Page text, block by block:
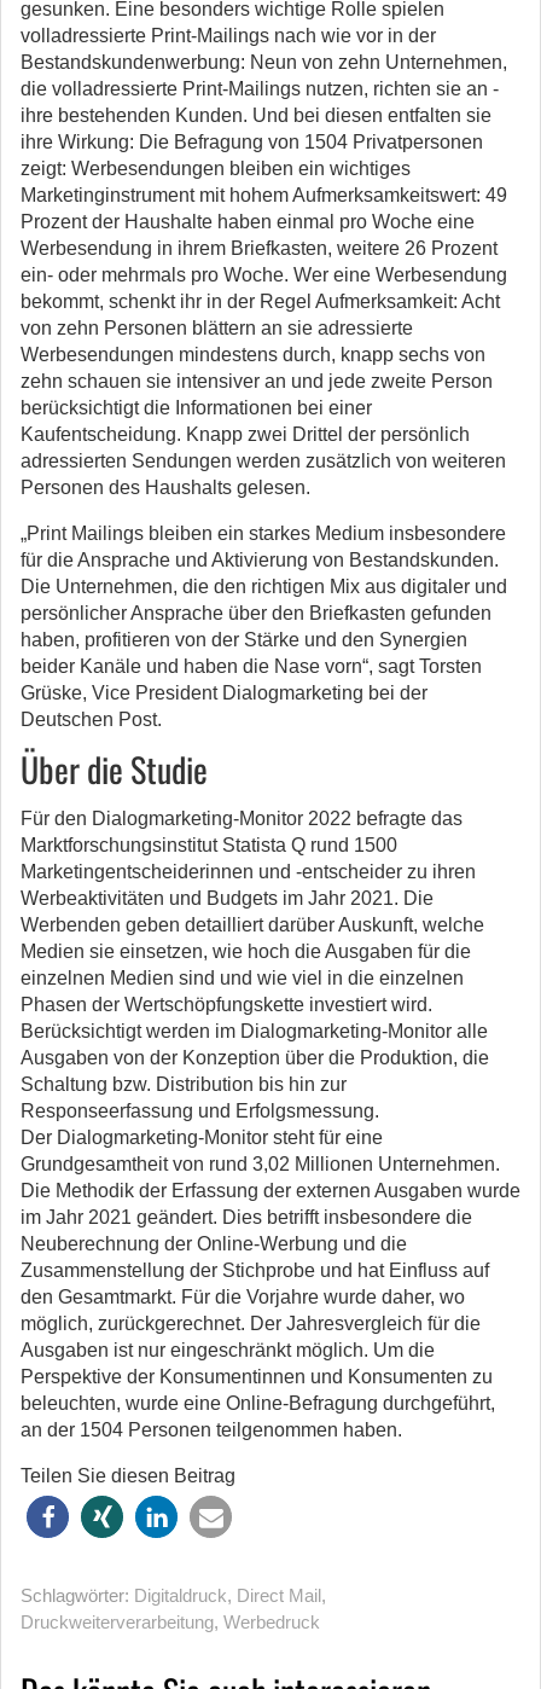
gesunken. Eine besonders wichtige Rolle spielen
volladressierte Print-Mailings nach wie vor in der
Bestandskundenwerbung: Neun von zehn Unternehmen,
die volladressierte Print-Mailings nutzen, richten sie an ­
ihre bestehenden Kunden. Und bei diesen entfalten sie
ihre Wirkung: Die Befragung von 1504 Privatpersonen
zeigt: Werbesendungen bleiben ein wichtiges
Marketinginstrument mit hohem Aufmerksamkeitswert: 49
Prozent der Haushalte haben einmal pro Woche eine
Werbesendung in ihrem Briefkasten, weitere 26 Prozent
ein- oder mehrmals pro Woche. Wer eine Werbesendung
bekommt, schenkt ihr in der Regel Aufmerksamkeit: Acht
von zehn Personen blättern an sie adressierte
Werbesendungen mindestens durch, knapp sechs von
zehn schauen sie intensiver an und jede zweite Person
berücksichtigt die Informationen bei einer
Kaufentscheidung. Knapp zwei Drittel der persönlich
adressierten Sendungen werden zusätzlich von weiteren
Personen des Haushalts gelesen.
„Print Mailings bleiben ein starkes Medium insbesondere
für die Ansprache und Aktivierung von Bestandskunden.
Die Unternehmen, die den richtigen Mix aus digitaler und
persönlicher Ansprache über den Briefkasten gefunden
haben, profitieren von der Stärke und den Synergien
beider Kanäle und haben die Nase vorn“, sagt Torsten
Grüske, Vice President Dialogmarketing bei der
Deutschen Post.
Über die Studie
Für den Dialogmarketing-Monitor 2022 befragte das
Marktforschungsinstitut Statista Q rund 1500
Marketingentscheiderinnen und -entscheider zu ihren
Werbeaktivitäten und Budgets im Jahr 2021. Die
Werbenden geben detailliert darüber Auskunft, welche
Medien sie einsetzen, wie hoch die Ausgaben für die
einzelnen Medien sind und wie viel in die einzelnen
Phasen der Wertschöpfungskette investiert wird.
Berücksichtigt werden im Dialogmarketing-Monitor alle
Ausgaben von der Konzeption über die Produktion, die
Schaltung bzw. Distribution bis hin zur
Responseerfassung und Erfolgsmessung.
Der Dialogmarketing-Monitor steht für eine
Grundgesamtheit von rund 3,02 Millionen Unternehmen.
Die Methodik der Erfassung der externen Ausgaben wurde
im Jahr 2021 geändert. Dies betrifft insbesondere die
Neuberechnung der Online-Werbung und die
Zusammenstellung der Stichprobe und hat Einfluss auf
den Gesamtmarkt. Für die Vorjahre wurde daher, wo
möglich, zurückgerechnet. Der Jahresvergleich für die
Ausgaben ist nur eingeschränkt möglich. Um die
Perspektive der Konsumentinnen und Konsumenten zu
beleuchten, wurde eine Online-Befragung durchgeführt,
an der 1504 Personen teilgenommen haben.
Teilen Sie diesen Beitrag
Schlagwörter: Digitaldruck, Direct Mail,
Druckweiterverarbeitung, Werbedruck